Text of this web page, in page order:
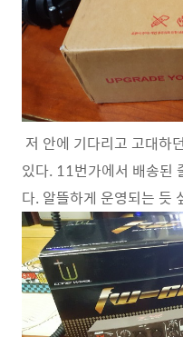
저 안에 기다리고 고대하
있다. 11번가에서 배송된
다. 알뜰하게 운영되는 듯